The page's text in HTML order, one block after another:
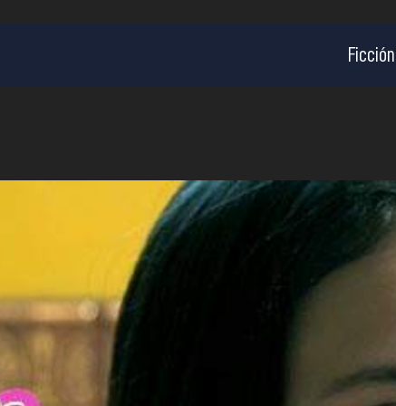
Ficción